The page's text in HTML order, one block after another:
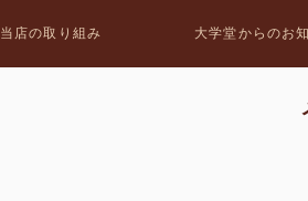
当店の取り組み 大学堂からのお